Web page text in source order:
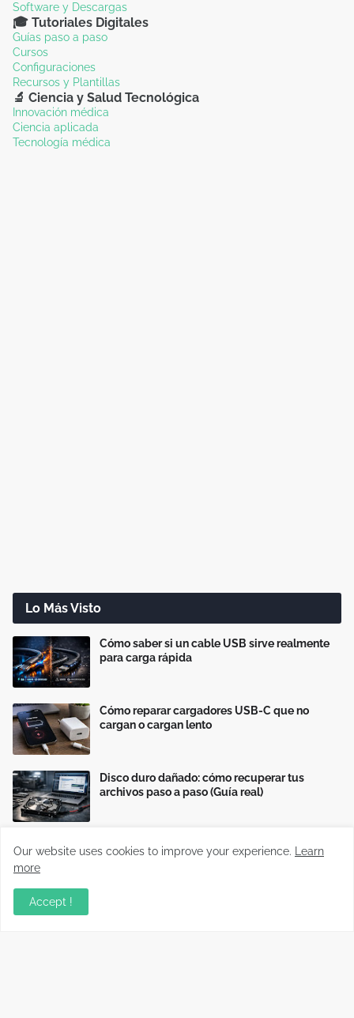
Software y Descargas
🎓 Tutoriales Digitales
Guías paso a paso
Cursos
Configuraciones
Recursos y Plantillas
🔬 Ciencia y Salud Tecnológica
Innovación médica
Ciencia aplicada
Tecnología médica
Lo Más Visto
Cómo saber si un cable USB sirve realmente
para carga rápida
Cómo reparar cargadores USB-C que no
cargan o cargan lento
Disco duro dañado: cómo recuperar tus
archivos paso a paso (Guía real)
Our website uses cookies to improve your experience.
Learn
more
Accept !